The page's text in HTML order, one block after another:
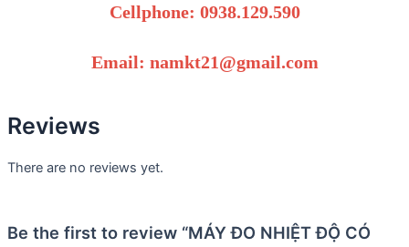
Cellphone: 0938.129.590
Email: namkt21@gmail.com
Reviews
There are no reviews yet.
Be the first to review “MÁY ĐO NHIỆT ĐỘ CÓ